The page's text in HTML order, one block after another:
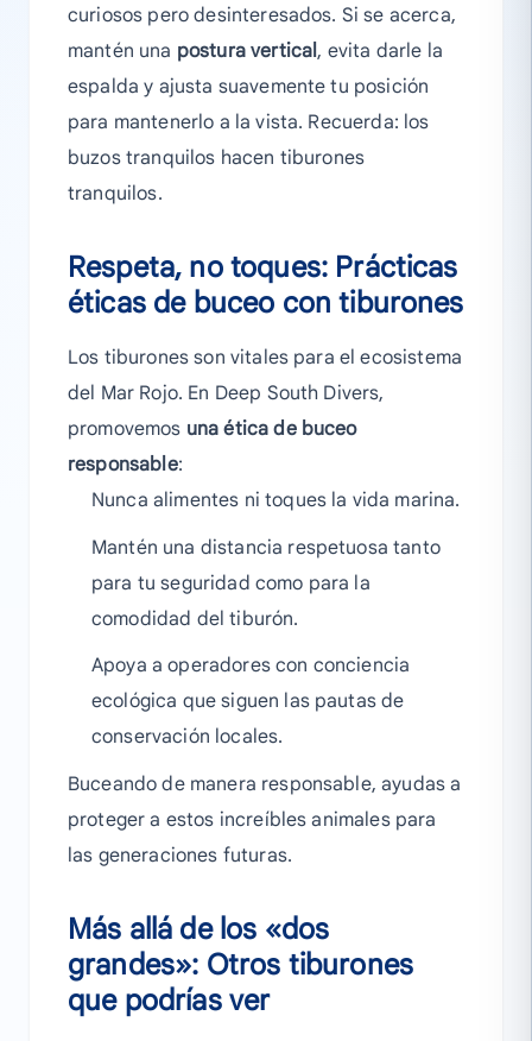
curiosos pero desinteresados. Si se acerca,
mantén una postura vertical, evita darle la
espalda y ajusta suavemente tu posición
para mantenerlo a la vista. Recuerda: los
buzos tranquilos hacen tiburones
tranquilos.
Respeta, no toques: Prácticas
éticas de buceo con tiburones
Los tiburones son vitales para el ecosistema
del Mar Rojo. En Deep South Divers,
promovemos una ética de buceo
responsable:
Nunca alimentes ni toques la vida marina.
Mantén una distancia respetuosa tanto
para tu seguridad como para la
comodidad del tiburón.
Apoya a operadores con conciencia
ecológica que siguen las pautas de
conservación locales.
Buceando de manera responsable, ayudas a
proteger a estos increíbles animales para
las generaciones futuras.
Más allá de los «dos
grandes»: Otros tiburones
que podrías ver